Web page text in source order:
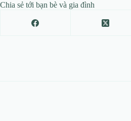
Chia sẻ tới bạn bè và gia đình